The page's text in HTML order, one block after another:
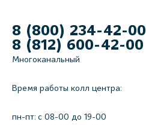
8 (800) 234-42-00
8 (812) 600-42-00
Многоканальный
Время работы колл центра:
пн-пт: c 08-00 до 19-00